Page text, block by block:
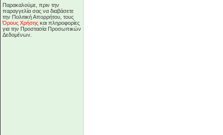
Παρακαλούμε, πριν την
παραγγελία σας να διαβάσετε
την Πολιτική Απορρήτου, τους
Όρους Χρήσης και πληροφορίες
για την Προστασία Προσωπικών
Δεδομένων.